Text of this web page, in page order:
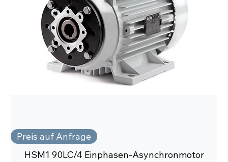
Preis auf Anfrage
HSM1 90LC/4 Einphasen-Asynchronmotor